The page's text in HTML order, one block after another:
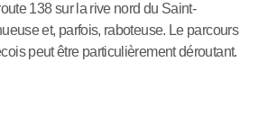
138 sur la rive nord du Saint-
et, parfois, raboteuse. Le parcours
peut être particulièrement déroutant.